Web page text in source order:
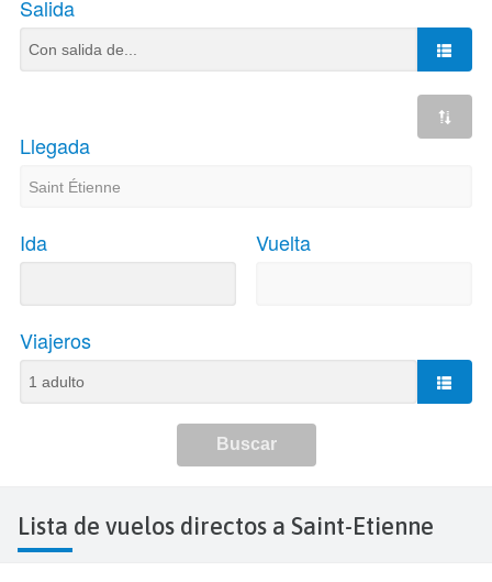
Lista de vuelos directos a Saint-Etienne